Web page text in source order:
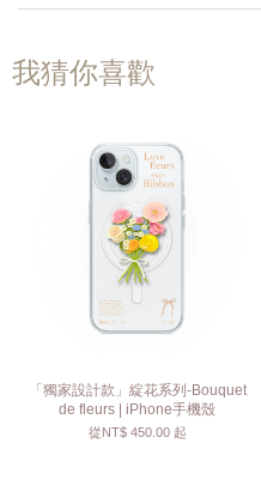
我猜你喜歡
「獨家設計款」綻花系列-Bouquet
de fleurs | iPhone手機殼
從NT$ 450.00 起